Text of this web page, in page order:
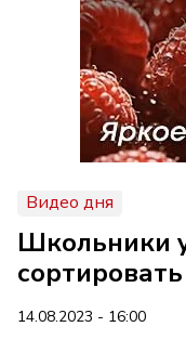
Видео дня
Школьники
14.08.2023 - 16:00